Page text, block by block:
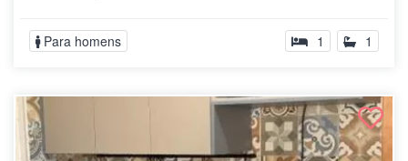
Para homens 1 1